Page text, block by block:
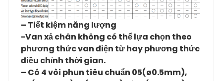
– Tiết kiệm năng lượng
-Van xả chân không có thể lựa chọn theo
phương thức van điện từ hay phương thức
điều chỉnh thời gian.
– Có 4 vòi phun tiêu chuẩn 05(ø0.5mm),